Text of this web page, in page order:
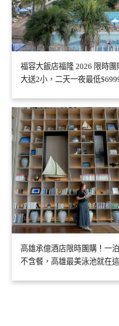
福容大飯店福隆 2026 限時
大送2小，二天一夜最低
高雄承億酒店限時團購！一
不含餐，高雄最美泳池就在這